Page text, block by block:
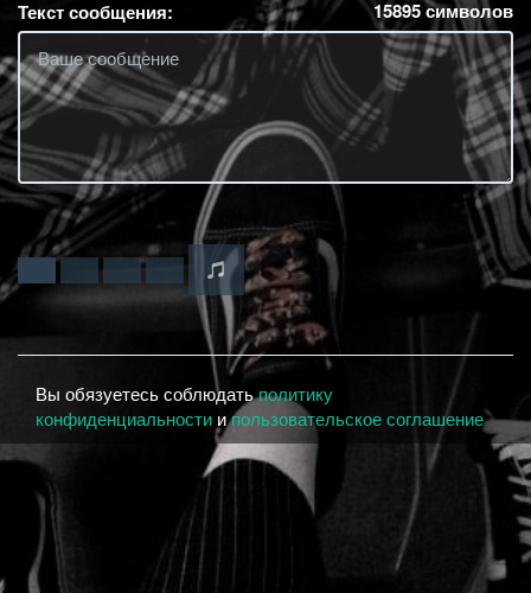
Текст сообщения: 15895символов
Вы обязуетесь соблюдатьполитику
конфиденциальности ипользовательское соглашение